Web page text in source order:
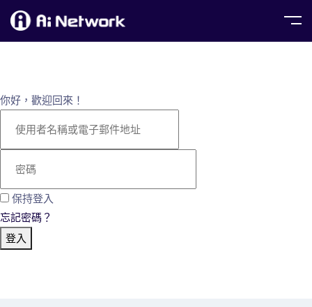
你好，歡迎回來！
保持登入
忘記密碼？
登入